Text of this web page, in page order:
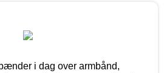
i dag over armbånd,